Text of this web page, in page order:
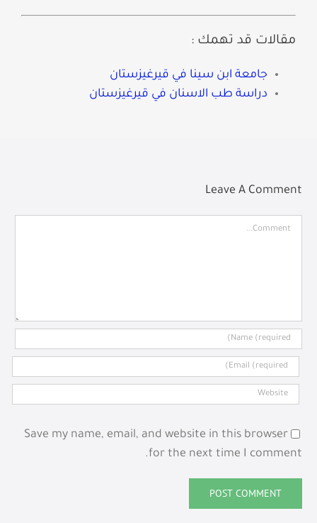
مقالات قد تهمك :
جامعة ابن سينا في قيرغيزستان
دراسة طب الاسنان في قيرغيزستان
Leave A Comment
Comment
Save my name, email, and website in this browser
for the next time I comment.